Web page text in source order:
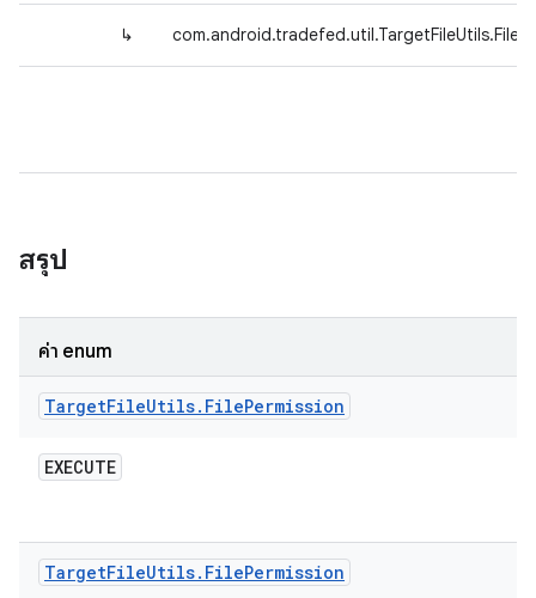
↳
สรุป
ค่า enum
TargetFileUtils. FilePermission
EXECUTE
TargetFileUtils. FilePermission